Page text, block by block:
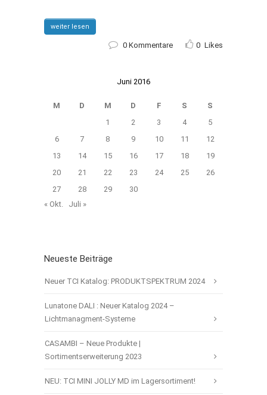
weiter lesen
0 Kommentare 0 Likes
Juni 2016
M D M D F S
S
1
2 3 4
5
6
7 8 9 10 11
12
13
14 15 16 17 18
19
20
21 22 23 24 25
26
27
28 29
30
« Okt.
Juli »
Neueste Beiträge
Neuer TCI Katalog: PRODUKTSPEKTRUM 2024
Lunatone DALI : Neuer Katalog 2024 –
Lichtmanagment-Systeme
CASAMBI – Neue Produkte |
Sortimentserweiterung 2023
NEU: TCI MINI JOLLY MD im Lagersortiment!